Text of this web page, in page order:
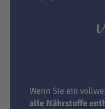
Wenn Sie ein
alle Nährstoffe